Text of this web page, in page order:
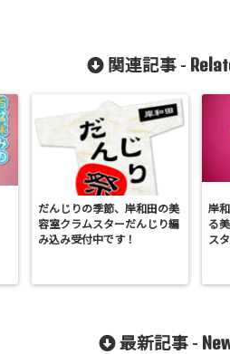
関連記事 -
だんじりの季節、岸和田の美
容室クラムスターだんじり編
み込み受付中です！
岸
る
ス
最新記事 -